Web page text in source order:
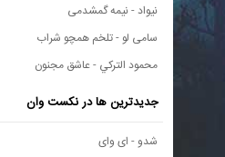
نیواد - نیمه گمشدمی
سامی لو - تلخم همچو شراب
محمود التركي - عاشق مجنون
جدیدترین ها در نکست وان
شدو - ای وای